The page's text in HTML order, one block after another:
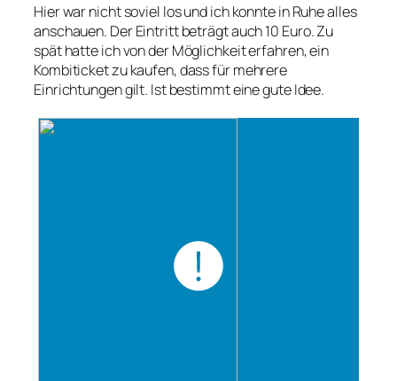
Hier war nicht soviel los und ich konnte in Ruhe alles
anschauen. Der Eintritt beträgt auch 10 Euro. Zu
spät hatte ich von der Möglichkeit erfahren, ein
Kombiticket zu kaufen, dass für mehrere
Einrichtungen gilt. Ist bestimmt eine gute Idee.